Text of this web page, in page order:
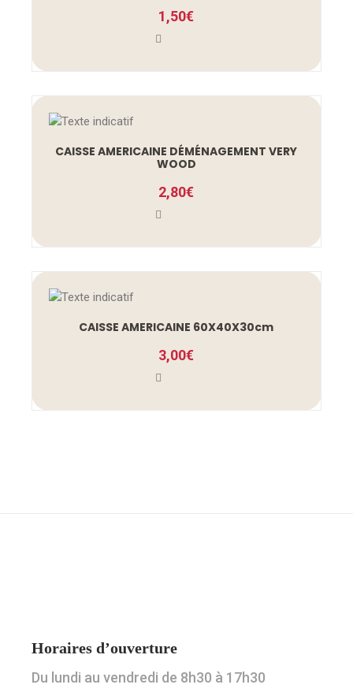
1,50€
CAISSE AMERICAINE DÉMÉNAGEMENT VERY
WOOD
2,80€
CAISSE AMERICAINE 60X40X30cm
3,00€
Horaires d’ouverture
Du lundi au vendredi de 8h30 à 17h30